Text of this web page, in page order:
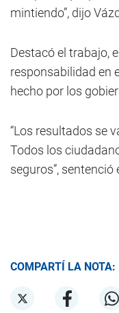
mintiendo”, dijo
Destacó el trabajo,
responsabilidad en
hecho por los
“Los resultados se
Todos los
seguros”, sentenció
COMPARTÍ LA NOTA: